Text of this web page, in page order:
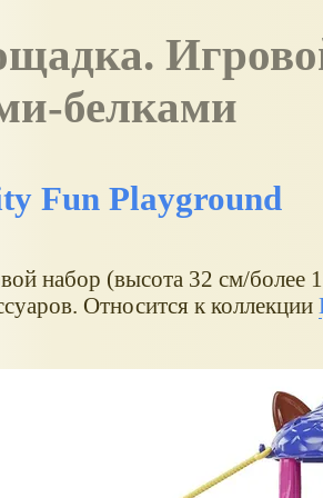
белками
Fun Playground
набор (высота 32 см/
Относится к коллекции